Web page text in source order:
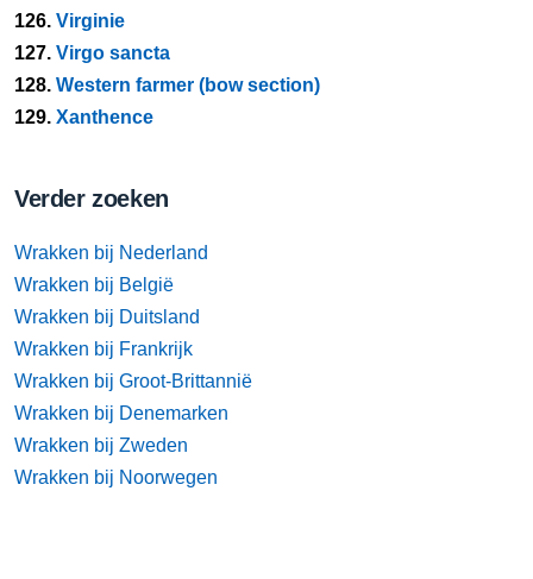
126. Virginie
127. Virgo sancta
128. Western farmer (bow section)
129. Xanthence
Verder zoeken
Wrakken bij Nederland
Wrakken bij België
Wrakken bij Duitsland
Wrakken bij Frankrijk
Wrakken bij Groot-Brittannië
Wrakken bij Denemarken
Wrakken bij Zweden
Wrakken bij Noorwegen